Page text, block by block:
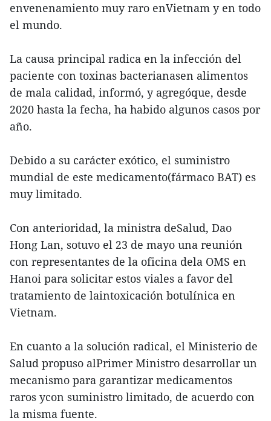
envenenamiento muy raro enVietnam y en todo
el mundo.
La causa principal radica en la infección del
paciente con toxinas bacterianasen alimentos
de mala calidad, informó, y agregóque, desde
2020 hasta la fecha, ha habido algunos casos por
año.
Debido a su carácter exótico, el suministro
mundial de este medicamento(fármaco BAT) es
muy limitado.
Con anterioridad, la ministra deSalud, Dao
Hong Lan, sotuvo el 23 de mayo una reunión
con representantes de la oficina dela OMS en
Hanoi para solicitar estos viales a favor del
tratamiento de laintoxicación botulínica en
Vietnam.
En cuanto a la solución radical, el Ministerio de
Salud propuso alPrimer Ministro desarrollar un
mecanismo para garantizar medicamentos
raros ycon suministro limitado, de acuerdo con
la misma fuente.